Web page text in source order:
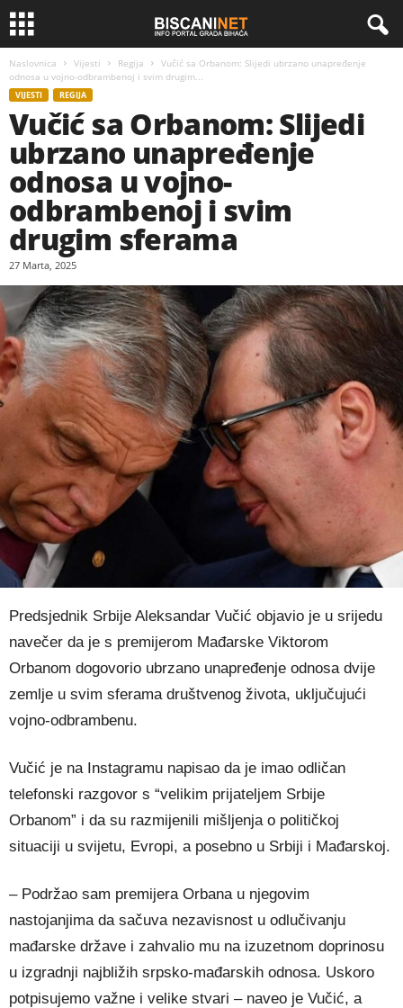
Naslovnica Vijesti Regija
Vučić sa Orbanom: Slijedi ubrzano unapređenje
odnosa u vojno-odbrambenoj i svim drugim...
VIJESTI REGIJA
Vučić sa Orbanom: Slijedi
ubrzano unapređenje
odnosa u vojno-
odbrambenoj i svim
drugim sferama
27 Marta, 2025
Predsjednik Srbije Aleksandar Vučić objavio je u srijedu
navečer da je s premijerom Mađarske Viktorom
Orbanom dogovorio ubrzano unapređenje odnosa dvije
zemlje u svim sferama društvenog života, uključujući
vojno-odbrambenu.
Vučić je na Instagramu napisao da je imao odličan
telefonski razgovor s “velikim prijateljem Srbije
Orbanom” i da su razmijenili mišljenja o političkoj
situaciji u svijetu, Evropi, a posebno u Srbiji i Mađarskoj.
– Podržao sam premijera Orbana u njegovim
nastojanjima da sačuva nezavisnost u odlučivanju
mađarske države i zahvalio mu na izuzetnom doprinosu
u izgradnji najbližih srpsko-mađarskih odnosa. Uskoro
potpisujemo važne i velike stvari – naveo je Vučić, a